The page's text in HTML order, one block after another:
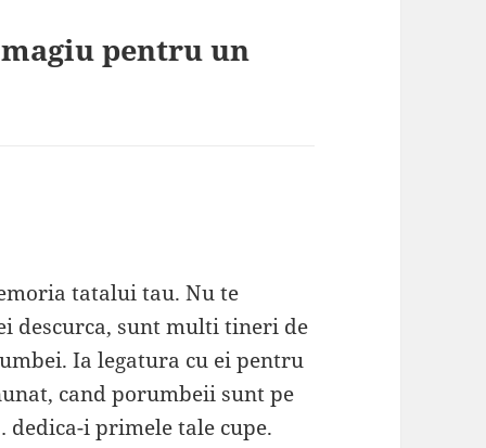
pentru un
tatalui tau. Nu te
descurca, sunt multi tineri de
Ia legatura cu ei pentru
cand porumbeii sunt pe
i primele tale cupe.